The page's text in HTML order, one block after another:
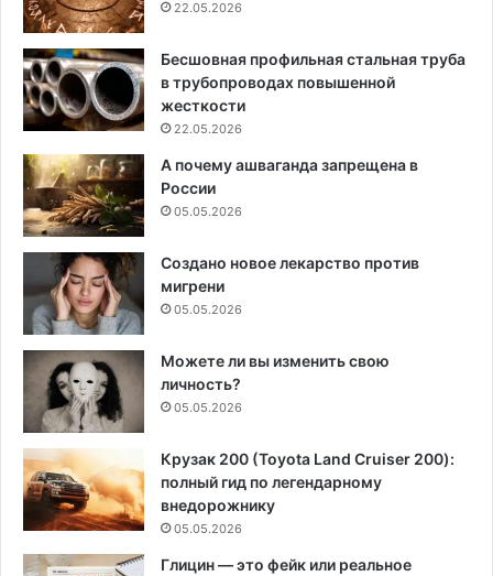
22.05.2026
Бесшовная профильная стальная труба
в трубопроводах повышенной
жесткости
22.05.2026
А почему ашваганда запрещена в
России
05.05.2026
Создано новое лекарство против
мигрени
05.05.2026
Можете ли вы изменить свою
личность?
05.05.2026
Крузак 200 (Toyota Land Cruiser 200):
полный гид по легендарному
внедорожнику
05.05.2026
Глицин — это фейк или реальное